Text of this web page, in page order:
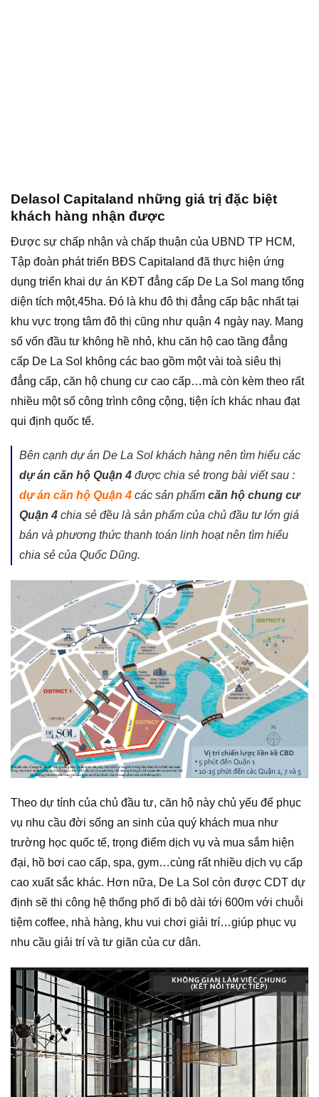
Delasol Capitaland những giá trị đặc biệt
khách hàng nhận được
Được sự chấp nhận và chấp thuận của UBND TP HCM,
Tập đoàn phát triển BĐS Capitaland đã thực hiện ứng
dụng triển khai dự án KĐT đẳng cấp De La Sol mang tổng
diện tích một,45ha. Đó là khu đô thị đẳng cấp bậc nhất tại
khu vực trọng tâm đô thị cũng như quận 4 ngày nay. Mang
số vốn đầu tư không hề nhỏ, khu căn hộ cao tầng đẳng
cấp De La Sol không các bao gồm một vài toà siêu thị
đẳng cấp, căn hộ chung cư cao cấp…mà còn kèm theo rất
nhiều một số công trình công cộng, tiện ích khác nhau đạt
qui định quốc tế.
Bên cạnh dự án De La Sol khách hàng nên tìm hiểu các
dự án căn hộ Quận 4 được chia sẻ trong bài viết sau :
dự án căn hộ Quận 4 các sản phẩm căn hộ chung cư
Quận 4 chia sẻ đều là sản phẩm của chủ đầu tư lớn giá
bán và phương thức thanh toán linh hoạt nên tìm hiểu
chia sẻ của Quốc Dũng.
Theo dự tính của chủ đầu tư, căn hộ này chủ yếu để phục
vụ nhu cầu đời sống an sinh của quý khách mua như
trường học quốc tế, trọng điểm dịch vụ và mua sắm hiện
đại, hồ bơi cao cấp, spa, gym…cùng rất nhiều dịch vụ cấp
cao xuất sắc khác. Hơn nữa, De La Sol còn được CDT dự
định sẽ thi công hệ thống phố đi bộ dài tới 600m với chuỗi
tiệm coffee, nhà hàng, khu vui chơi giải trí…giúp phục vụ
nhu cầu giải trí và tư giãn của cư dân.